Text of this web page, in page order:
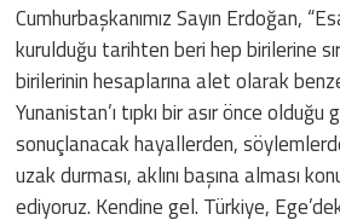
Cumhurbaşkanımız Sayın Erdoğan,
kurulduğu tarihten beri hep birilerine
birilerinin hesaplarına alet olarak
Yunanistan’ı tıpkı bir asır önce olduğu
sonuçlanacak hayallerden,
uzak durması, aklını başına alması
ediyoruz. Kendine gel. Türkiye,